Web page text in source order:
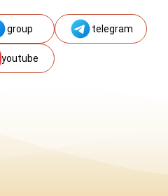
group telegram
youtube